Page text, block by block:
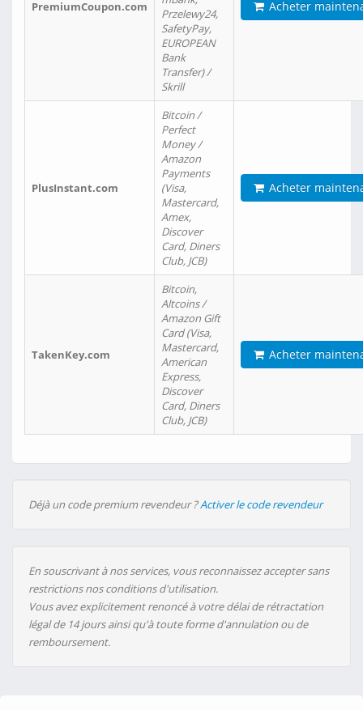
PremiumCoupon.com
Przelewy24,
SafetyPay,
EUROPEAN
Bank
Transfer) /
Skrill
Acheter
PlusInstant.com
Bitcoin /
Perfect
Money /
Amazon
Payments
(Visa,
Mastercard,
Amex,
Discover
Card, Diners
Club, JCB)
Acheter
TakenKey.com
Bitcoin,
Altcoins /
Amazon Gift
Card (Visa,
Mastercard,
American
Express,
Discover
Card, Diners
Club, JCB)
Acheter
Déjà un code premium revendeur ?Activer le code revendeur
En souscrivant à nos services, vous reconnaissez accepter sans
restrictions nos conditions d'utilisation.
Vous avez explicitement renoncé à votre délai de rétractation
légal de 14 jours ainsi qu'à toute forme d'annulation ou de
remboursement.